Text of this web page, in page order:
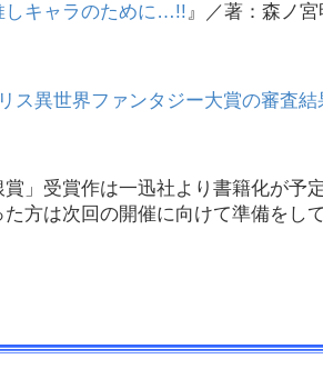
しキャラのために…!!』／著：森ノ宮
異世界ファンタジー大賞の審査結
賞」受賞作は一迅社より書籍化が
方は次回の開催に向けて準備をして